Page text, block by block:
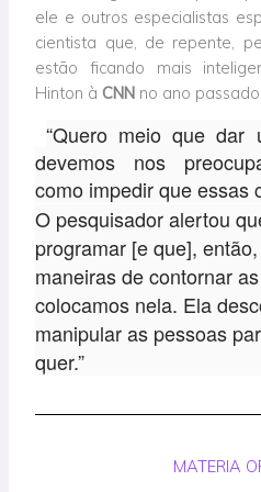
ele e outros especialistas
cientista que, de repente,
estão ficando mais
Hinton à CNN no ano passado.
“Quero meio que
devemos nos
como impedir que essas
O pesquisador alertou
programar [e que],
maneiras de contornar
colocamos nela. Ela
manipular as pessoas
quer.”
MATERIA